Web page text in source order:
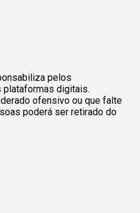
pelos
digitais.
ofensivo ou que falte
poderá ser retirado do